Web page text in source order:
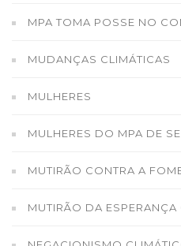
MPA TOMA POSSE NO
MUDANÇAS CLIMÁTICAS
MULHERES
MULHERES DO MPA DE
MUTIRÃO CONTRA A
MUTIRÃO DA